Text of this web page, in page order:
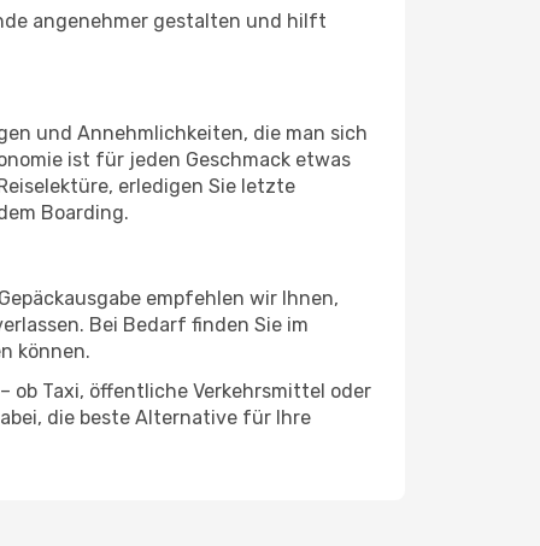
angenehmer gestalten und hilft
und Annehmlichkeiten, die man sich
ist für jeden Geschmack etwas
erledigen Sie letzte
Boarding.
empfehlen wir Ihnen,
Bei Bedarf finden Sie im
können.
ob Taxi, öffentliche Verkehrsmittel oder
die beste Alternative für Ihre